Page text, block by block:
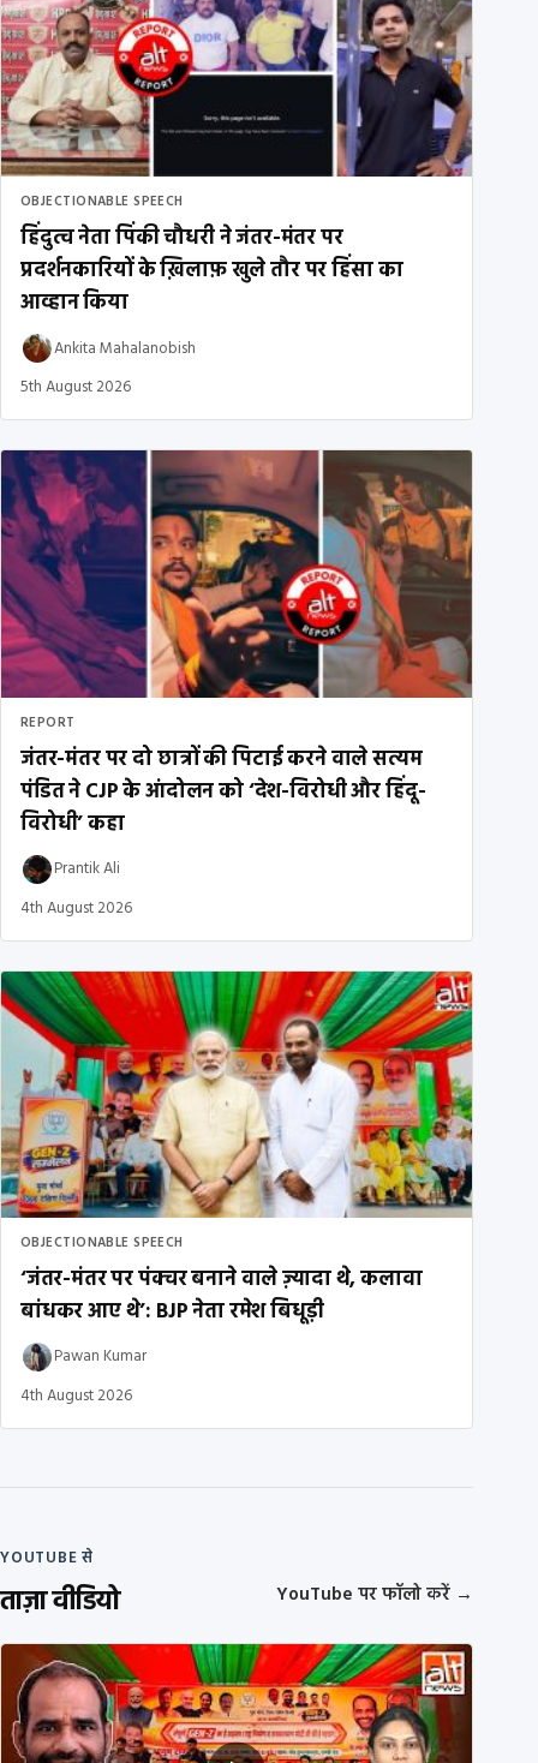
OBJECTIONABLE SPEECH
हिंदुत्व नेता पिंकी चौधरी ने जंतर-मंतर पर
प्रदर्शनकारियों के ख़िलाफ़ खुले तौर पर हिंसा का
आव्हान किया
Ankita Mahalanobish
5th August 2026
REPORT
जंतर-मंतर पर दो छात्रों की पिटाई करने वाले सत्यम
पंडित ने CJP के आंदोलन को ‘देश-विरोधी और हिंदू-
विरोधी’ कहा
Prantik Ali
4th August 2026
OBJECTIONABLE SPEECH
‘जंतर-मंतर पर पंक्चर बनाने वाले ज़्यादा थे, कलावा
बांधकर आए थे’: BJP नेता रमेश बिधूड़ी
Pawan Kumar
4th August 2026
YOUTUBE से
ताज़ा वीडियो YouTube पर फॉलो करें →